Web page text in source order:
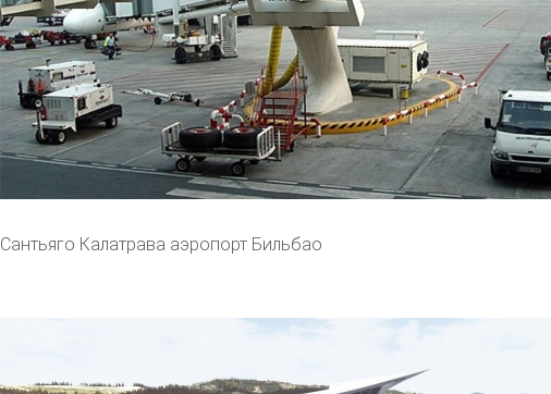
Сантьяго Калатрава аэропорт Бильбао